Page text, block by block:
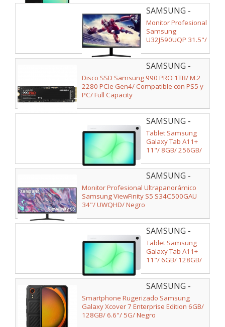
SAMSUNG -
LU32J590UQPXEN
Monitor Profesional
Samsung
U32J590UQP 31.5"/
SAMSUNG -
MZ-V9P1T0BW
Disco SSD Samsung 990 PRO 1TB/ M.2
2280 PCIe Gen4/ Compatible con PS5 y
PC/ Full Capacity
SAMSUNG -
SM-
X230NZSPEUB
Tablet Samsung
Galaxy Tab A11+
11"/ 8GB/ 256GB/
SAMSUNG -
LS34C500GAUXEN
Monitor Profesional Ultrapanorámico
Samsung ViewFinity S5 S34C500GAU
34"/ UWQHD/ Negro
SAMSUNG -
SM-
X236BZSREUB
Tablet Samsung
Galaxy Tab A11+
11"/ 6GB/ 128GB/
SAMSUNG -
SM-
G556BZKDEEB
Smartphone Rugerizado Samsung
Galaxy Xcover 7 Enterprise Edition 6GB/
128GB/ 6.6"/ 5G/ Negro